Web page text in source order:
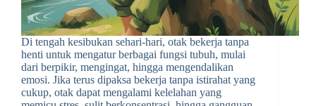
Di tengah kesibukan sehari-hari, otak bekerja tanpa
henti untuk mengatur berbagai fungsi tubuh, mulai
dari berpikir, mengingat, hingga mengendalikan
emosi. Jika terus dipaksa bekerja tanpa istirahat yang
cukup, otak dapat mengalami kelelahan yang